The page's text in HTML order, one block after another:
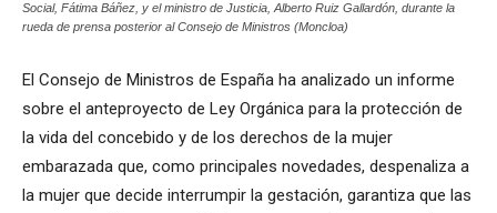
Social, Fátima Báñez, y el ministro de Justicia, Alberto Ruiz Gallardón, durante la
rueda de prensa posterior al Consejo de Ministros (Moncloa)
El Consejo de Ministros de España ha analizado un informe
sobre el anteproyecto de Ley Orgánica para la protección de
la vida del concebido y de los derechos de la mujer
embarazada que, como principales novedades, despenaliza a
la mujer que decide interrumpir la gestación, garantiza que las